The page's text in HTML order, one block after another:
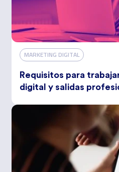
MARKETING DIGITAL
Requisitos para
digital y salidas